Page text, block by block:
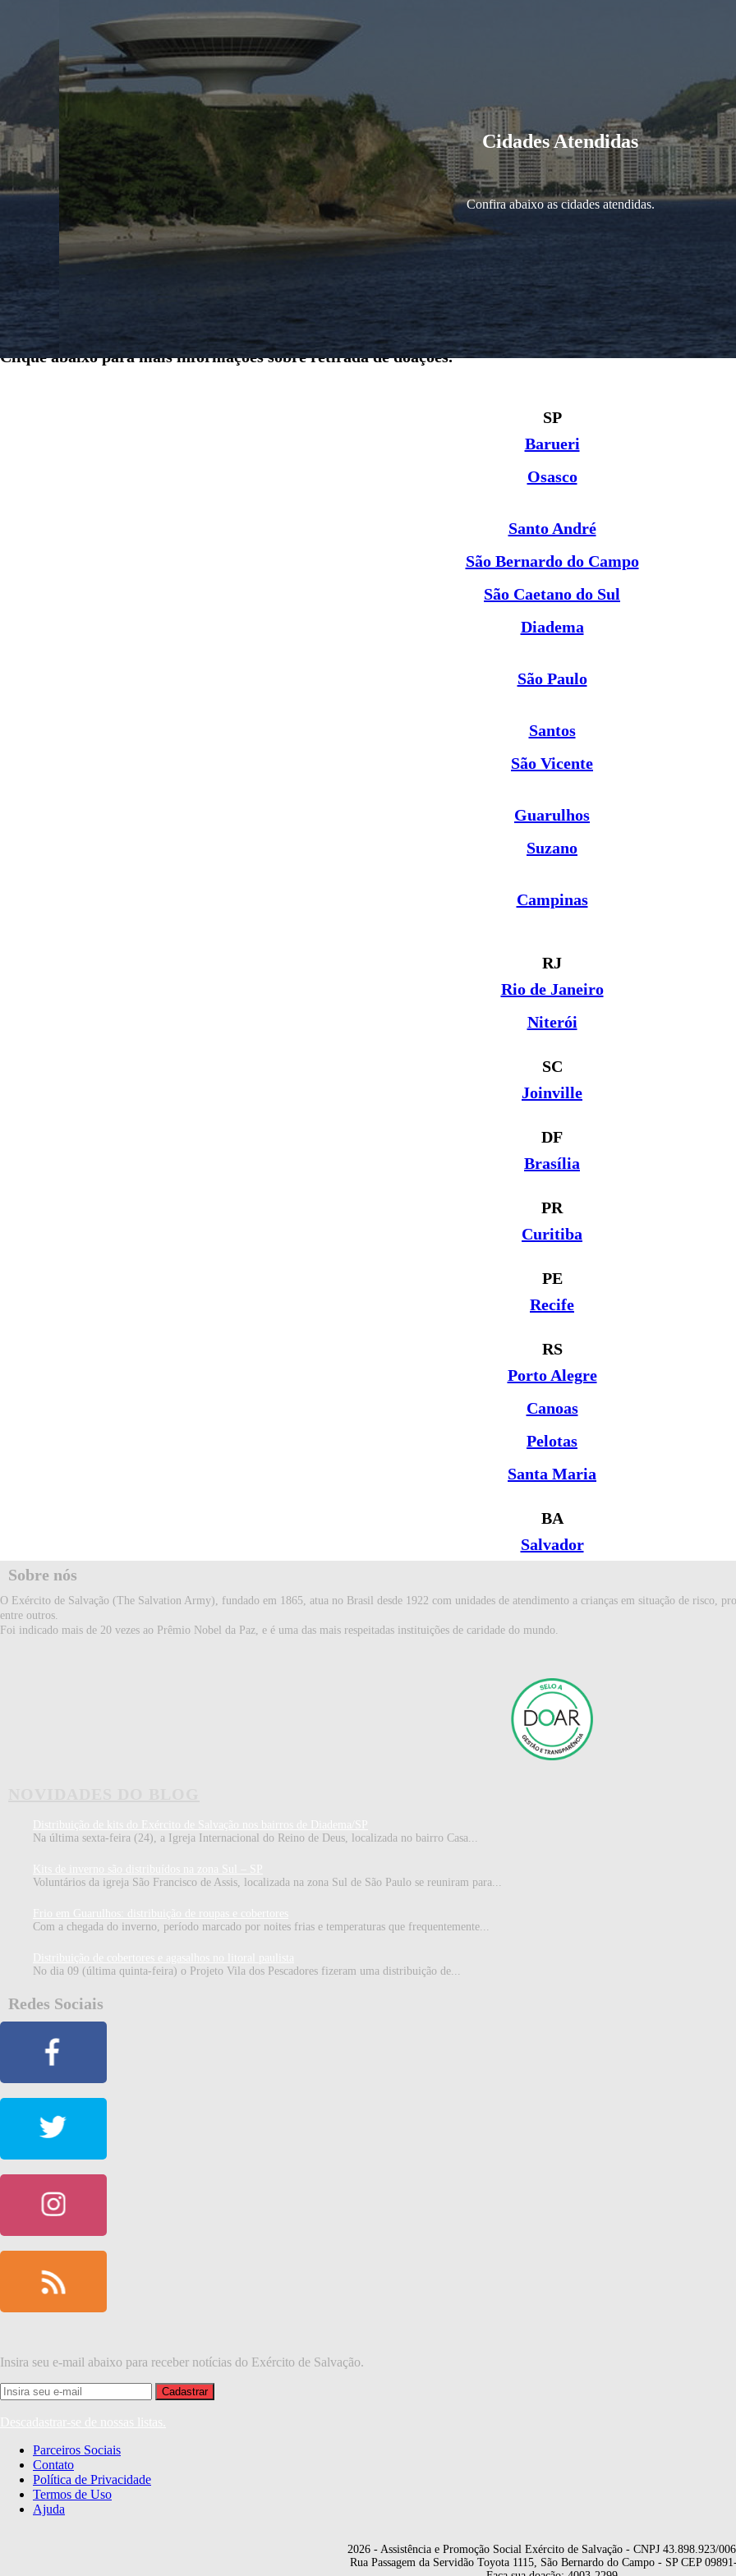
Retiramos Doações. Ligue:
4003-2299
Cidades Atendidas
Confira abaixo as cidades atendidas.
Clique abaixo para mais informações sobreretirada de doações.
SP
Barueri
Osasco
Santo André
São Bernardo do Campo
São Caetano do Sul
Diadema
São Paulo
Santos
São Vicente
Guarulhos
Suzano
Campinas
RJ
Rio de Janeiro
Niterói
SC
Joinville
DF
Brasília
PR
Curitiba
PE
Recife
RS
Porto Alegre
Canoas
Pelotas
Santa Maria
BA
Salvador
Sobre nós
O Exército de Salvação (The Salvation Army), fundado em 1865, atua no Brasil desde 1922 com unidades de atendimento a crianças em situação de risco,
entre outros.
Foi indicado mais de 20 vezes ao Prêmio Nobel da Paz, e é uma das mais respeitadas instituições de caridade do mundo.
Na última sexta-feira (24), a Igreja Internacional do Reino de Deus, localizada no bairro Casa...
Voluntários da igreja São Francisco de Assis, localizada na zona Sul de São Paulo se reuniram para...
Com a chegada do inverno, período marcado por noites frias e temperaturas que frequentemente...
No dia 09 (última quinta-feira) o Projeto Vila dos Pescadores fizeram uma distribuição de...
Redes Sociais
Insira seu e-mail abaixo para receber notícias do Exército de Salvação.
Parceiros Sociais
Contato
Política de Privacidade
Termos de Uso
Ajuda
2026- Assistência e Promoção Social Exército de Salvação - CNPJ 43.898.923/
Rua Passagem da Servidão Toyota 1115, São Bernardo do Campo - SP CEP